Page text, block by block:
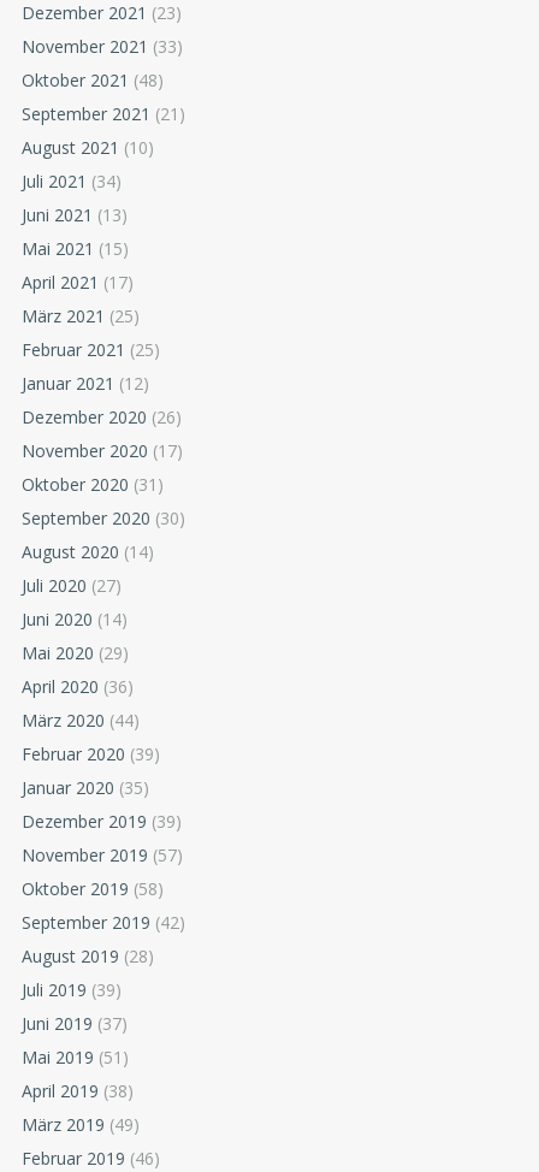
Dezember 2021 (23)
November 2021 (33)
Oktober 2021 (48)
September 2021 (21)
August 2021 (10)
Juli 2021 (34)
Juni 2021 (13)
Mai 2021 (15)
April 2021 (17)
März 2021 (25)
Februar 2021 (25)
Januar 2021 (12)
Dezember 2020 (26)
November 2020 (17)
Oktober 2020 (31)
September 2020 (30)
August 2020 (14)
Juli 2020 (27)
Juni 2020 (14)
Mai 2020 (29)
April 2020 (36)
März 2020 (44)
Februar 2020 (39)
Januar 2020 (35)
Dezember 2019 (39)
November 2019 (57)
Oktober 2019 (58)
September 2019 (42)
August 2019 (28)
Juli 2019 (39)
Juni 2019 (37)
Mai 2019 (51)
April 2019 (38)
März 2019 (49)
Februar 2019 (46)